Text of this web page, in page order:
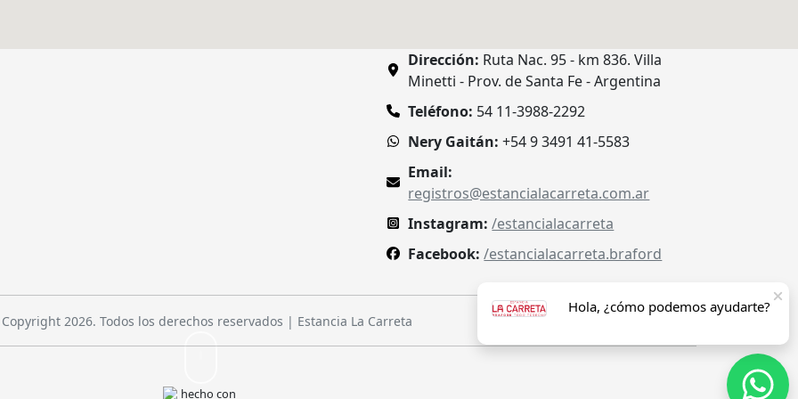
Dirección: Ruta Nac. 95 - km 836. Villa
Minetti - Prov. de Santa Fe - Argentina
Teléfono: 54 11-3988-2292
Nery Gaitán: +54 9 3491 41-5583
Email:
registros@estancialacarreta.com.ar
Instagram: /estancialacarreta
Facebook: /estancialacarreta.braford
2026. Todos los derechos reservados | Estancia La Carreta
hecho con
Hola, ¿cómo podemos ayudarte?